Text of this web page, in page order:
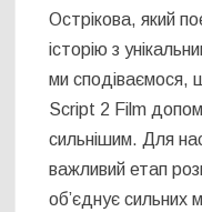
Острікова, який
історію з
ми сподіваємося,
Script 2 Film
сильнішим. Для
важливий етап
об’єднує сильних